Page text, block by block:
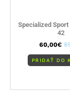
Specialized
42
60,00€
PRIDAŤ DO